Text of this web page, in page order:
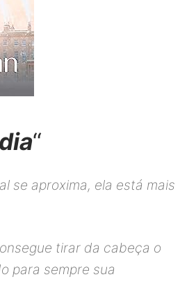
“
se aproxima, ela está mais
tirar da cabeça o
para sempre sua